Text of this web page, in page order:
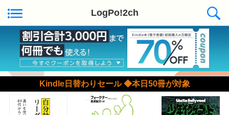
LogPo!2ch
Kindle日替わりセール ◆本日50冊が対象